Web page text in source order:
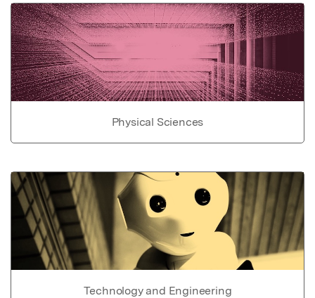
Physical Sciences
Technology and Engineering